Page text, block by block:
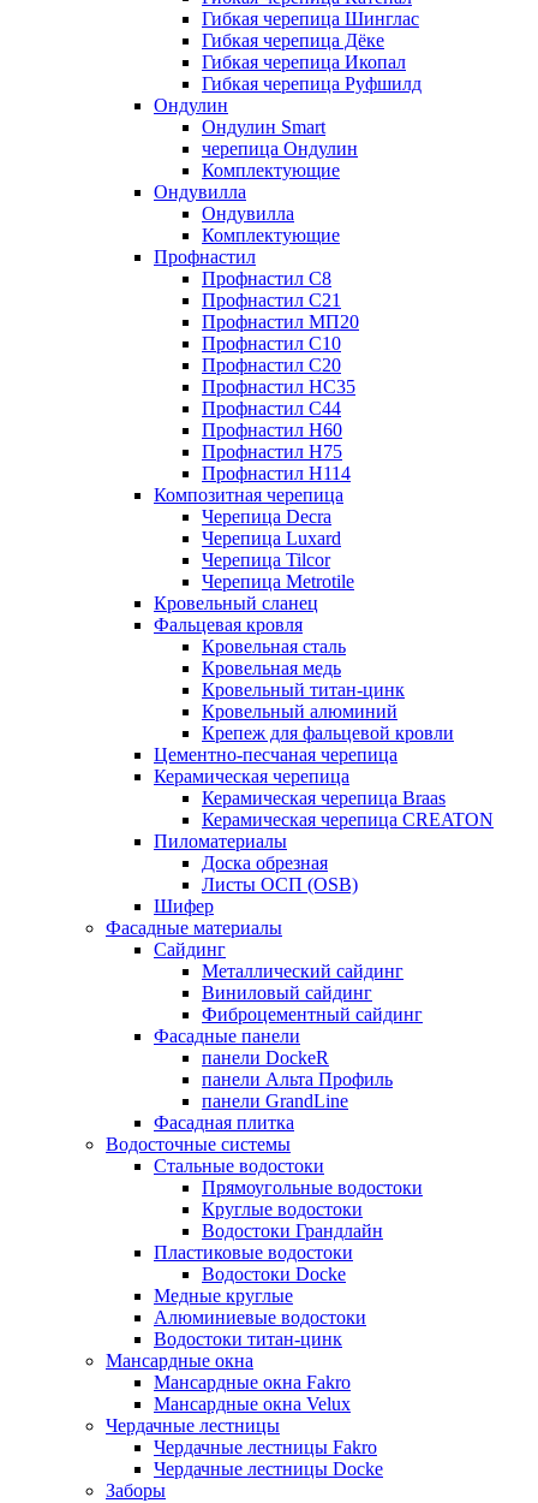
Гибкая черепица Шинглас
Гибкая черепица Дёке
Гибкая черепица Икопал
Гибкая черепица Руфшилд
Ондулин
Ондулин Smart
черепица Ондулин
Комплектующие
Ондувилла
Ондувилла
Комплектующие
Профнастил
Профнастил C8
Профнастил C21
Профнастил МП20
Профнастил C10
Профнастил C20
Профнастил НС35
Профнастил C44
Профнастил Н60
Профнастил Н75
Профнастил Н114
Композитная черепица
Черепица Decra
Черепица Luxard
Черепица Tilcor
Черепица Metrotile
Кровельный сланец
Фальцевая кровля
Кровельная сталь
Кровельная медь
Кровельный титан-цинк
Кровельный алюминий
Крепеж для фальцевой кровли
Цементно-песчаная черепица
Керамическая черепица
Керамическая черепица Braas
Керамическая черепица CREATON
Пиломатериалы
Доска обрезная
Листы ОСП (OSB)
Шифер
Фасадные материалы
Сайдинг
Металлический сайдинг
Виниловый сайдинг
Фиброцементный сайдинг
Фасадные панели
панели DockeR
панели Альта Профиль
панели GrandLine
Фасадная плитка
Водосточные системы
Стальные водостоки
Прямоугольные водостоки
Круглые водостоки
Водостоки Грандлайн
Пластиковые водостоки
Водостоки Docke
Медные круглые
Алюминиевые водостоки
Водостоки титан-цинк
Мансардные окна
Мансардные окна Fakro
Мансардные окна Velux
Чердачные лестницы
Чердачные лестницы Fakro
Чердачные лестницы Docke
Заборы